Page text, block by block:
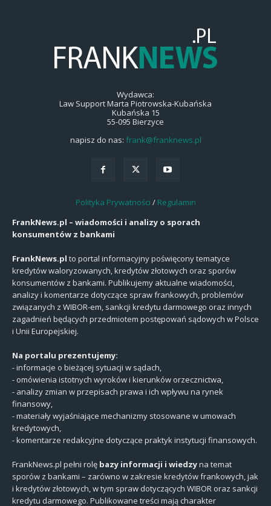
Wydawca:
Law Support Marta Piotrowska-Kubańska
Kubańska 15
55-095 Bierzyce
napisz do nas: frank@franknews.pl
Polityka Prywatności / Regulamin
FrankNews.pl – wiadomości i analizy o sporach
konsumentów z bankami
FrankNews.pl to portal informacyjny poświęcony tematyce
kredytów waloryzowanych, kredytów złotowych oraz sporów
konsumentów z bankami. Publikujemy aktualne wiadomości,
analizy i komentarze dotyczące spraw frankowych, problemów
związanych z WIBOR-em, sankcji kredytu darmowego oraz innych
zagadnień będących przedmiotem postępowań sądowych w Polsce
i Unii Europejskiej.
Na portalu prezentujemy:
- informacje o bieżącej sytuacji w sądach,
- omówienia istotnych wyroków i kierunków orzecznictwa,
- analizy zmian w przepisach prawa i ich wpływu na rynek
finansowy,
- materiały wyjaśniające mechanizmy stosowane w umowach
kredytowych,
- komentarze redakcyjne dotyczące praktyk instytucji finansowych.
FrankNews.pl pełni rolę bazy informacji i wiedzyna temat
sporów z bankami – zarówno w zakresie kredytów frankowych, jak
i kredytów złotowych, w tym spraw dotyczących WIBOR oraz sankcji
kredytu darmowego. Publikowane treści mają charakter